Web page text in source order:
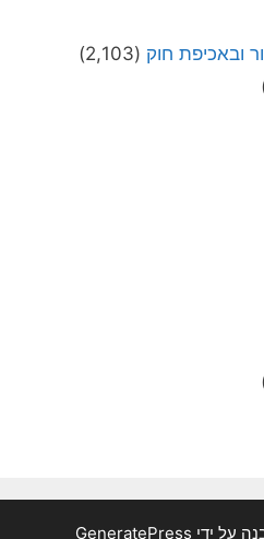
ובאכיפת חוק (2,103)
על ידי GeneratePress